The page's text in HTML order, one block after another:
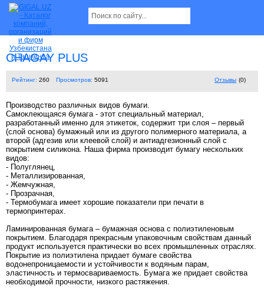
CHAGAY PLUS
Рейтинг: 260 Просмотров: 5091 Отзывы (0)
Производство различных видов бумаги.
Самоклеющаяся бумага - этот специальный материал,
разработанный именно для этикеток, содержит три слоя – первый
(слой основа) бумажный или из другого полимерного материала, а
второй (адгезив или клеевой слой) и антиадгезионный слой с
покрытием силикона. Наша фирма производит бумагу нескольких
видов:
- Полуглянец,
- Металлизированная,
- Жемчужная,
- Прозрачная,
- Термобумага имеет хорошие показатели при печати в
термопринтерах.
Ламинированная бумага – бумажная основа с полиэтиленовым
покрытием. Благодаря прекрасным упаковочным свойствам данный
продукт используется практически во всех промышленных отраслях.
Покрытие из полиэтилена придает бумаге свойства
водонепроницаемости и устойчивости к водяным парам,
эластичность и термосвариваемость. Бумага же придает свойства
необходимой прочности, низкого растяжения.